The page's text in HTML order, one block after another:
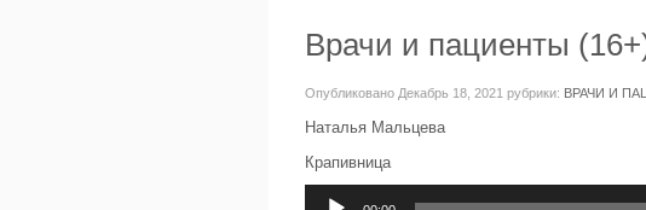
Врачи и пациенты
Опубликовано Декабрь 18, 2021 рубрики: ВРАЧИ И
Наталья Мальцева
Крапивница